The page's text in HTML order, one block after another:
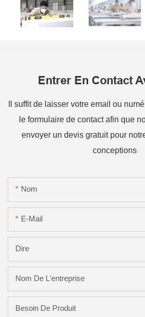
Entrer En Contact
Il suffit de laisser votre email ou
le formulaire de contact afin que
envoyer un devis gratuit pour
conceptions
Nom
E-Mail
Dire
Nom De L'entreprise
Besoin De Produit